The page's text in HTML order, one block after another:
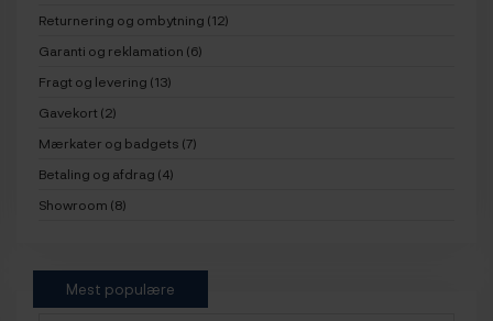
Returnering og ombytning (12)
Garanti og reklamation (6)
Fragt og levering (13)
Gavekort (2)
Mærkater og badgets (7)
Betaling og afdrag (4)
Showroom (8)
Mest populære